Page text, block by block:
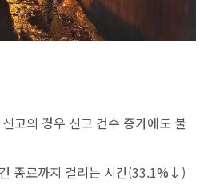
고의 경우 신고 건수 증가에도 불
종료까지 걸리는 시간(33.1%↓)